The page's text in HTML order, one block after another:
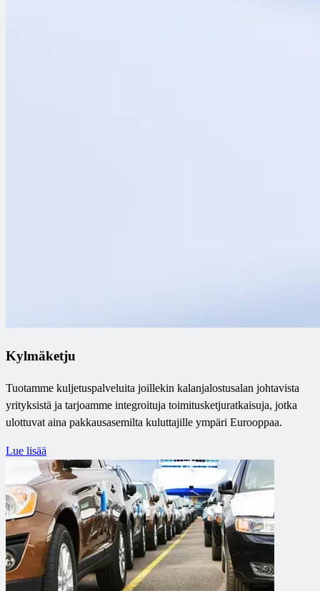
Kylmäketju
Tuotamme kuljetuspalveluita joillekin kalanjalostusalan johtavista
yrityksistä ja tarjoamme integroituja toimitusketjuratkaisuja, jotka
ulottuvat aina pakkausasemilta kuluttajille ympäri Eurooppaa.
Lue lisää